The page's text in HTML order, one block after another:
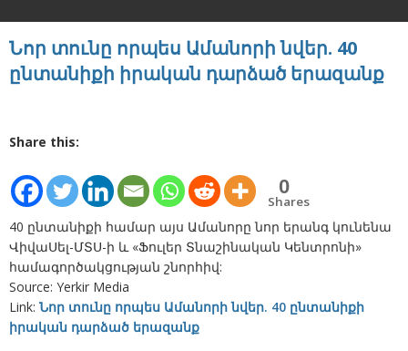
Նոր տունը որպես Ամանորի նվեր. 40
ընտանիքի իրական դարձած երազանք
Share this:
0
Shares
40 ընտանիքի համար այս Ամանորը նոր երանգ կունենա
ՎիվաՍել-ՄՏՍ-ի և «Ֆուլեր Տնաշինական Կենտրոնի»
համագործակցության շնորհիվ:
Source: Yerkir Media
Link: Նոր տունը որպես Ամանորի նվեր. 40 ընտանիքի
իրական դարձած երազանք